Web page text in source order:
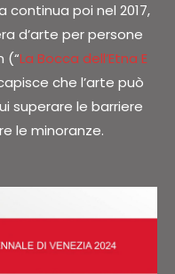
poi nel 2017,
d’arte per persone
(“La Bocca dell’Etna E
che l’arte può
superare le barriere
le minoranze.